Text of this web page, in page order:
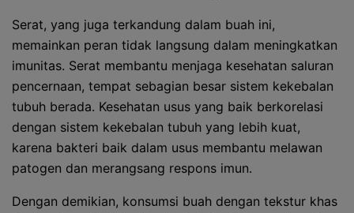
Serat, yang juga terkandung dalam buah ini,
memainkan peran tidak langsung dalam meningkatkan
imunitas. Serat membantu menjaga kesehatan saluran
pencernaan, tempat sebagian besar sistem kekebalan
tubuh berada. Kesehatan usus yang baik berkorelasi
dengan sistem kekebalan tubuh yang lebih kuat,
karena bakteri baik dalam usus membantu melawan
patogen dan merangsang respons imun.
Dengan demikian, konsumsi buah dengan tekstur khas